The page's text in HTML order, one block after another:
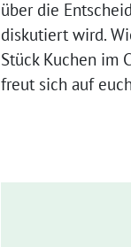
über die
diskutiert wird.
Stück Kuchen im
freut sich auf